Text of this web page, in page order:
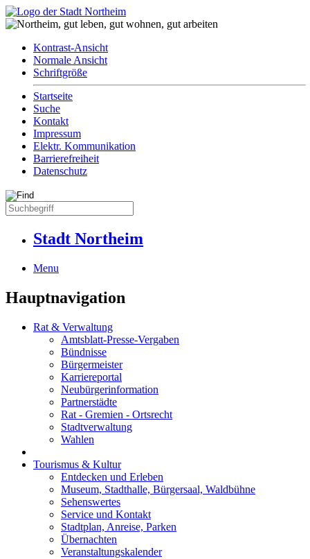
Kontrast-Ansicht
Normale Ansicht
Schriftgröße
Startseite
Suche
Kontakt
Impressum
Elektr. Kommunikation
Barrierefreiheit
Datenschutz
Stadt Northeim
Menu
Hauptnavigation
Rat & Verwaltung
Amtsblatt-Presse-Vergaben
Bündnisse
Bürgermeister
Karriereportal
Neubürgerinformation
Partnerstädte
Rat - Gremien - Ortsrecht
Stadtverwaltung
Wahlen
Tourismus & Kultur
Entdecken und Erleben
Museum, Stadthalle, Bürgersaal, Waldbühne
Sehenswertes
Service und Kontakt
Stadtplan, Anreise, Parken
Übernachten
Veranstaltungskalender